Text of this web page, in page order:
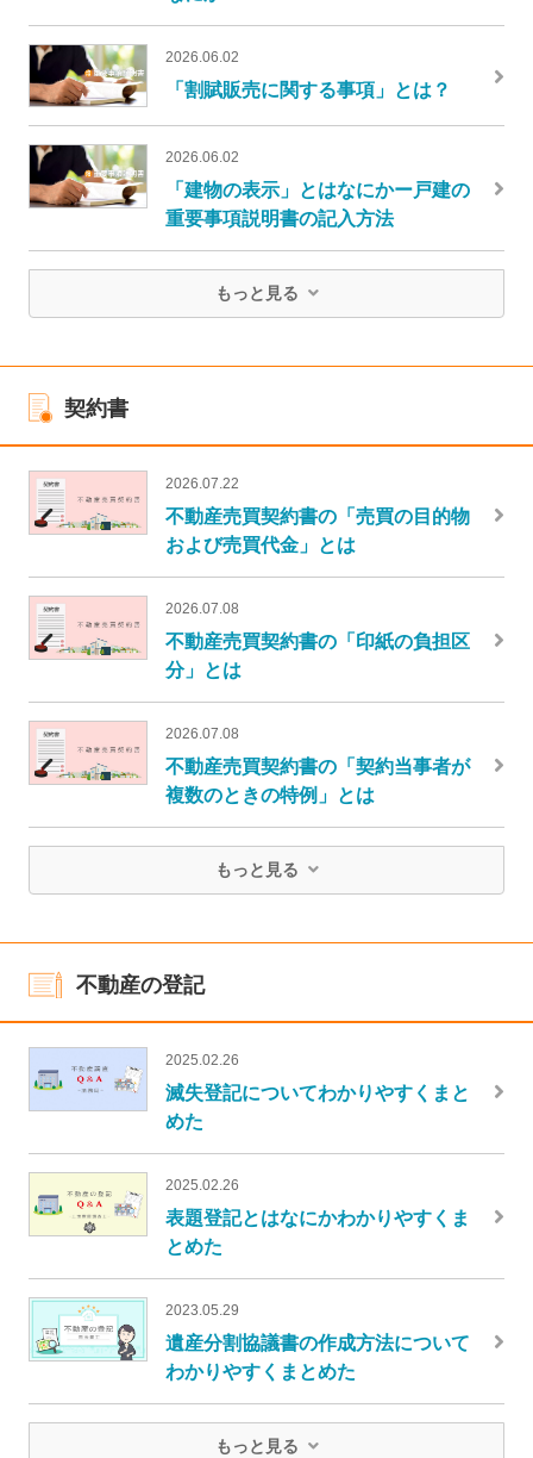
2026.06.02
「割賦販売に関する事項」とは？
2026.06.02
「建物の表示」とはなにかー戸建の
重要事項説明書の記入方法
もっと見る
契約書
2026.07.22
不動産売買契約書の「売買の目的物
および売買代金」とは
2026.07.08
不動産売買契約書の「印紙の負担区
分」とは
2026.07.08
不動産売買契約書の「契約当事者が
複数のときの特例」とは
もっと見る
不動産の登記
2025.02.26
滅失登記についてわかりやすくまと
めた
2025.02.26
表題登記とはなにかわかりやすくま
とめた
2023.05.29
遺産分割協議書の作成方法について
わかりやすくまとめた
もっと見る